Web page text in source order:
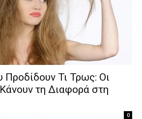
Τι Τρως: Οι
τη Διαφορά στη
0